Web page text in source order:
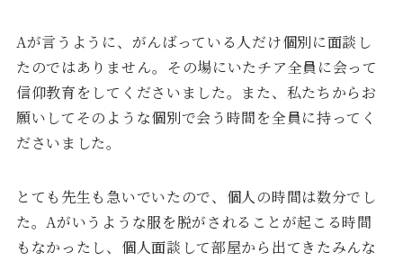
Aが言うように、がんばっている人だけ個別に面談し
たのではありません。その場にいたチア全員に会って
信仰教育をしてくださいました。また、私たちからお
願いしてそのような個別で会う時間を全員に持ってく
ださいました。
とても先生も急いでいたので、個人の時間は数分でし
た。Aがいうような服を脱がされることが起こる時間
もなかったし、個人面談して部屋から出てきたみんな